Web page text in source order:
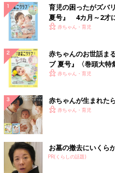
育児の困ったがズバ
夏号』 4カ月～2才
いっぱい！
赤ちゃん・育児
赤ちゃんのお世話ま
ブ 夏号』〈巻頭大特
く！ おっぱい・ミル
赤ちゃん・育児
赤ちゃんが生まれた
赤ちゃん・育児
お墓の撤去にいくら
PR(くらしの話題)